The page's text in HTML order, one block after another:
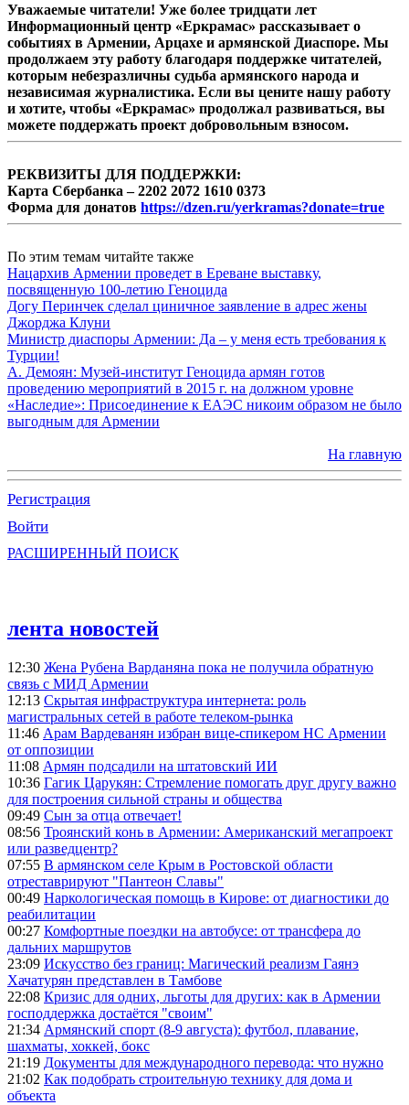
Уважаемые читатели! Уже более тридцати лет
Информационный центр «Еркрамас» рассказывает о
событиях в Армении, Арцахе и армянской Диаспоре. Мы
продолжаем эту работу благодаря поддержке читателей,
которым небезразличны судьба армянского народа и
независимая журналистика. Если вы цените нашу работу
и хотите, чтобы «Еркрамас» продолжал развиваться, вы
можете поддержать проект добровольным взносом.
РЕКВИЗИТЫ ДЛЯ ПОДДЕРЖКИ:
Карта Сбербанка – 2202 2072 1610 0373
Форма для донатов https://dzen.ru/yerkramas?donate=true
По этим темам читайте также
Нацархив Армении проведет в Ереване выставку,
посвященную 100-летию Геноцида
Догу Перинчек сделал циничное заявление в адрес жены
Джорджа Клуни
Министр диаспоры Армении: Да – у меня есть требования к
Турции!
А. Демоян: Музей-институт Геноцида армян готов
проведению мероприятий в 2015 г. на должном уровне
«Наследие»: Присоединение к ЕАЭС никоим образом не было
выгодным для Армении
На главную
Регистрация
Войти
РАСШИРЕННЫЙ ПОИСК
лента новостей
12:30 Жена Рубена Варданяна пока не получила обратную
связь с МИД Армении
12:13 Скрытая инфраструктура интернета: роль
магистральных сетей в работе телеком-рынка
11:46 Арам Вардеванян избран вице-спикером НС Армении
от оппозиции
11:08 Армян подсадили на штатовский ИИ
10:36 Гагик Царукян: Стремление помогать друг другу важно
для построения сильной страны и общества
09:49 Сын за отца отвечает!
08:56 Троянский конь в Армении: Американский мегапроект
или разведцентр?
07:55 В армянском селе Крым в Ростовской области
отреставрируют "Пантеон Славы"
00:49 Наркологическая помощь в Кирове: от диагностики до
реабилитации
00:27 Комфортные поездки на автобусе: от трансфера до
дальних маршрутов
23:09 Искусство без границ: Магический реализм Гаянэ
Хачатурян представлен в Тамбове
22:08 Кризис для одних, льготы для других: как в Армении
господдержка достаётся "своим"
21:34 Армянский спорт (8-9 августа): футбол, плавание,
шахматы, хоккей, бокс
21:19 Документы для международного перевода: что нужно
21:02 Как подобрать строительную технику для дома и
объекта